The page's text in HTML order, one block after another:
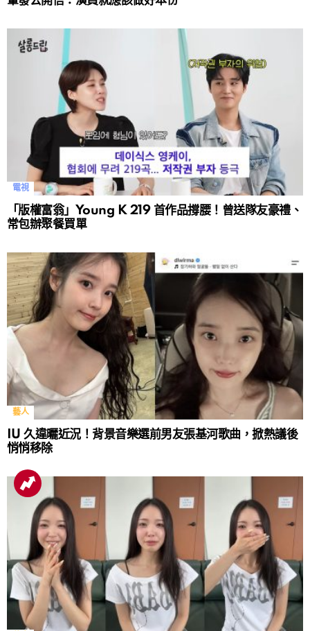
電視
「版權富翁」Young K 219 首作品撐腰！曾送隊友豪禮、
常包辦聚餐買單
藝人
IU 久違曬近況！背景音樂選前男友張基河歌曲，掀熱議後
悄悄移除